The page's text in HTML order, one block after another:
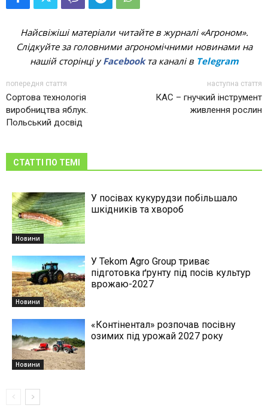
Найсвіжіші матеріали читайте в журналі «Агроном».
Слідкуйте за головними агрономічними новинами на
нашій сторінці уFacebookта каналі в Telegram
попередня стаття
Сортова технологія
виробництва яблук.
Польський досвід
наступна стаття
КАС – гнучкий інструмент
живлення рослин
СТАТТІ ПО ТЕМІ
Новини
У посівах кукурудзи побільшало
шкідників та хвороб
Новини
У Tekom Agro Group триває
підготовка ґрунту під посів культур
врожаю-2027
Новини
«Контінентал» розпочав посівну
озимих під урожай 2027 року